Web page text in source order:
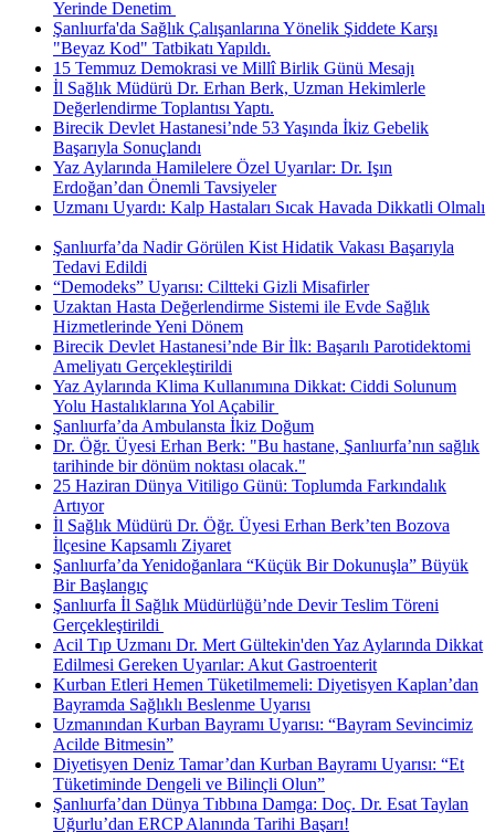
Yerinde Denetim ​
Şanlıurfa'da Sağlık Çalışanlarına Yönelik Şiddete Karşı
"Beyaz Kod" Tatbikatı Yapıldı.
15 Temmuz Demokrasi ve Millî Birlik Günü Mesajı
İl Sağlık Müdürü Dr. Erhan Berk, Uzman Hekimlerle
Değerlendirme Toplantısı Yaptı.
Birecik Devlet Hastanesi’nde 53 Yaşında İkiz Gebelik
Başarıyla Sonuçlandı
Yaz Aylarında Hamilelere Özel Uyarılar: Dr. Işın
Erdoğan’dan Önemli Tavsiyeler
Uzmanı Uyardı: Kalp Hastaları Sıcak Havada Dikkatli Olmalı
Şanlıurfa’da Nadir Görülen Kist Hidatik Vakası Başarıyla
Tedavi Edildi
“Demodeks” Uyarısı: Ciltteki Gizli Misafirler
Uzaktan Hasta Değerlendirme Sistemi ile Evde Sağlık
Hizmetlerinde Yeni Dönem
Birecik Devlet Hastanesi’nde Bir İlk: Başarılı Parotidektomi
Ameliyatı Gerçekleştirildi
Yaz Aylarında Klima Kullanımına Dikkat: Ciddi Solunum
Yolu Hastalıklarına Yol Açabilir ​
Şanlıurfa’da Ambulansta İkiz Doğum
Dr. Öğr. Üyesi Erhan Berk: "Bu hastane, Şanlıurfa’nın sağlık
tarihinde bir dönüm noktası olacak."
25 Haziran Dünya Vitiligo Günü: Toplumda Farkındalık
Artıyor
İl Sağlık Müdürü Dr. Öğr. Üyesi Erhan Berk’ten Bozova
İlçesine Kapsamlı Ziyaret
Şanlıurfa’da Yenidoğanlara “Küçük Bir Dokunuşla” Büyük
Bir Başlangıç
Şanlıurfa İl Sağlık Müdürlüğü’nde Devir Teslim Töreni
Gerçekleştirildi ​
Acil Tıp Uzmanı Dr. Mert Gültekin'den Yaz Aylarında Dikkat
Edilmesi Gereken Uyarılar: Akut Gastroenterit
Kurban Etleri Hemen Tüketilmemeli: Diyetisyen Kaplan’dan
Bayramda Sağlıklı Beslenme Uyarısı
Uzmanından Kurban Bayramı Uyarısı: “Bayram Sevincimiz
Acilde Bitmesin”
Diyetisyen Deniz Tamar’dan Kurban Bayramı Uyarısı: “Et
Tüketiminde Dengeli ve Bilinçli Olun”
Şanlıurfa’dan Dünya Tıbbına Damga: Doç. Dr. Esat Taylan
Uğurlu’dan ERCP Alanında Tarihi Başarı!